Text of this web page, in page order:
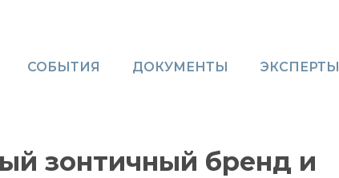
СОБЫТИЯ ДОКУМЕНТЫ ЭКСПЕРТЫ
зонтичный бренд и